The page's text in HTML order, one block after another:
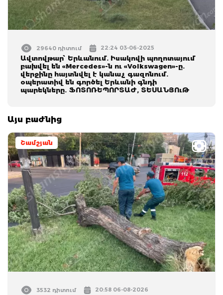
29640 դիտում 22:24 03-06-2025
Ավտովթար՝ Երևանում. Իսակովի պողոտայում
բախվել են «Mercedes»-ն ու «Volkswagen»-ը.
վերջինը հայտնվել է կանաչ գազոնում.
օպերատիվ են գործել Երևանի գնդի
պարեկները. ՖՈՏՈՌԵՊՈՐՏԱԺ, ՏԵՍԱՆՅՈւԹ
Այս բաժնից
Շամշյան
3532 դիտում 20:58 06-08-2026